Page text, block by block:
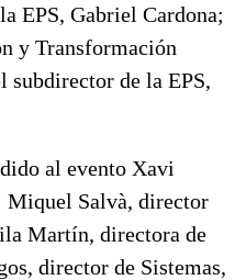
EPS, Gabriel Cardona;
y Transformación
de la EPS,
al evento Xavi
Miquel Salvà, director
Martín, directora de
director de Sistemas,